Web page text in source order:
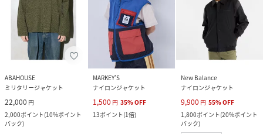
ABAHOUSE
ミリタリージャケット
22,000 円
2,000ポイント(10%ポイント
バック)
MARKEY’S
ナイロンジャケット
1,500 円 35%OFF
13ポイント(1倍)
New Balance
ナイロンジャケット
9,900 円 55%OFF
1,800ポイント(20%ポイント
バック)